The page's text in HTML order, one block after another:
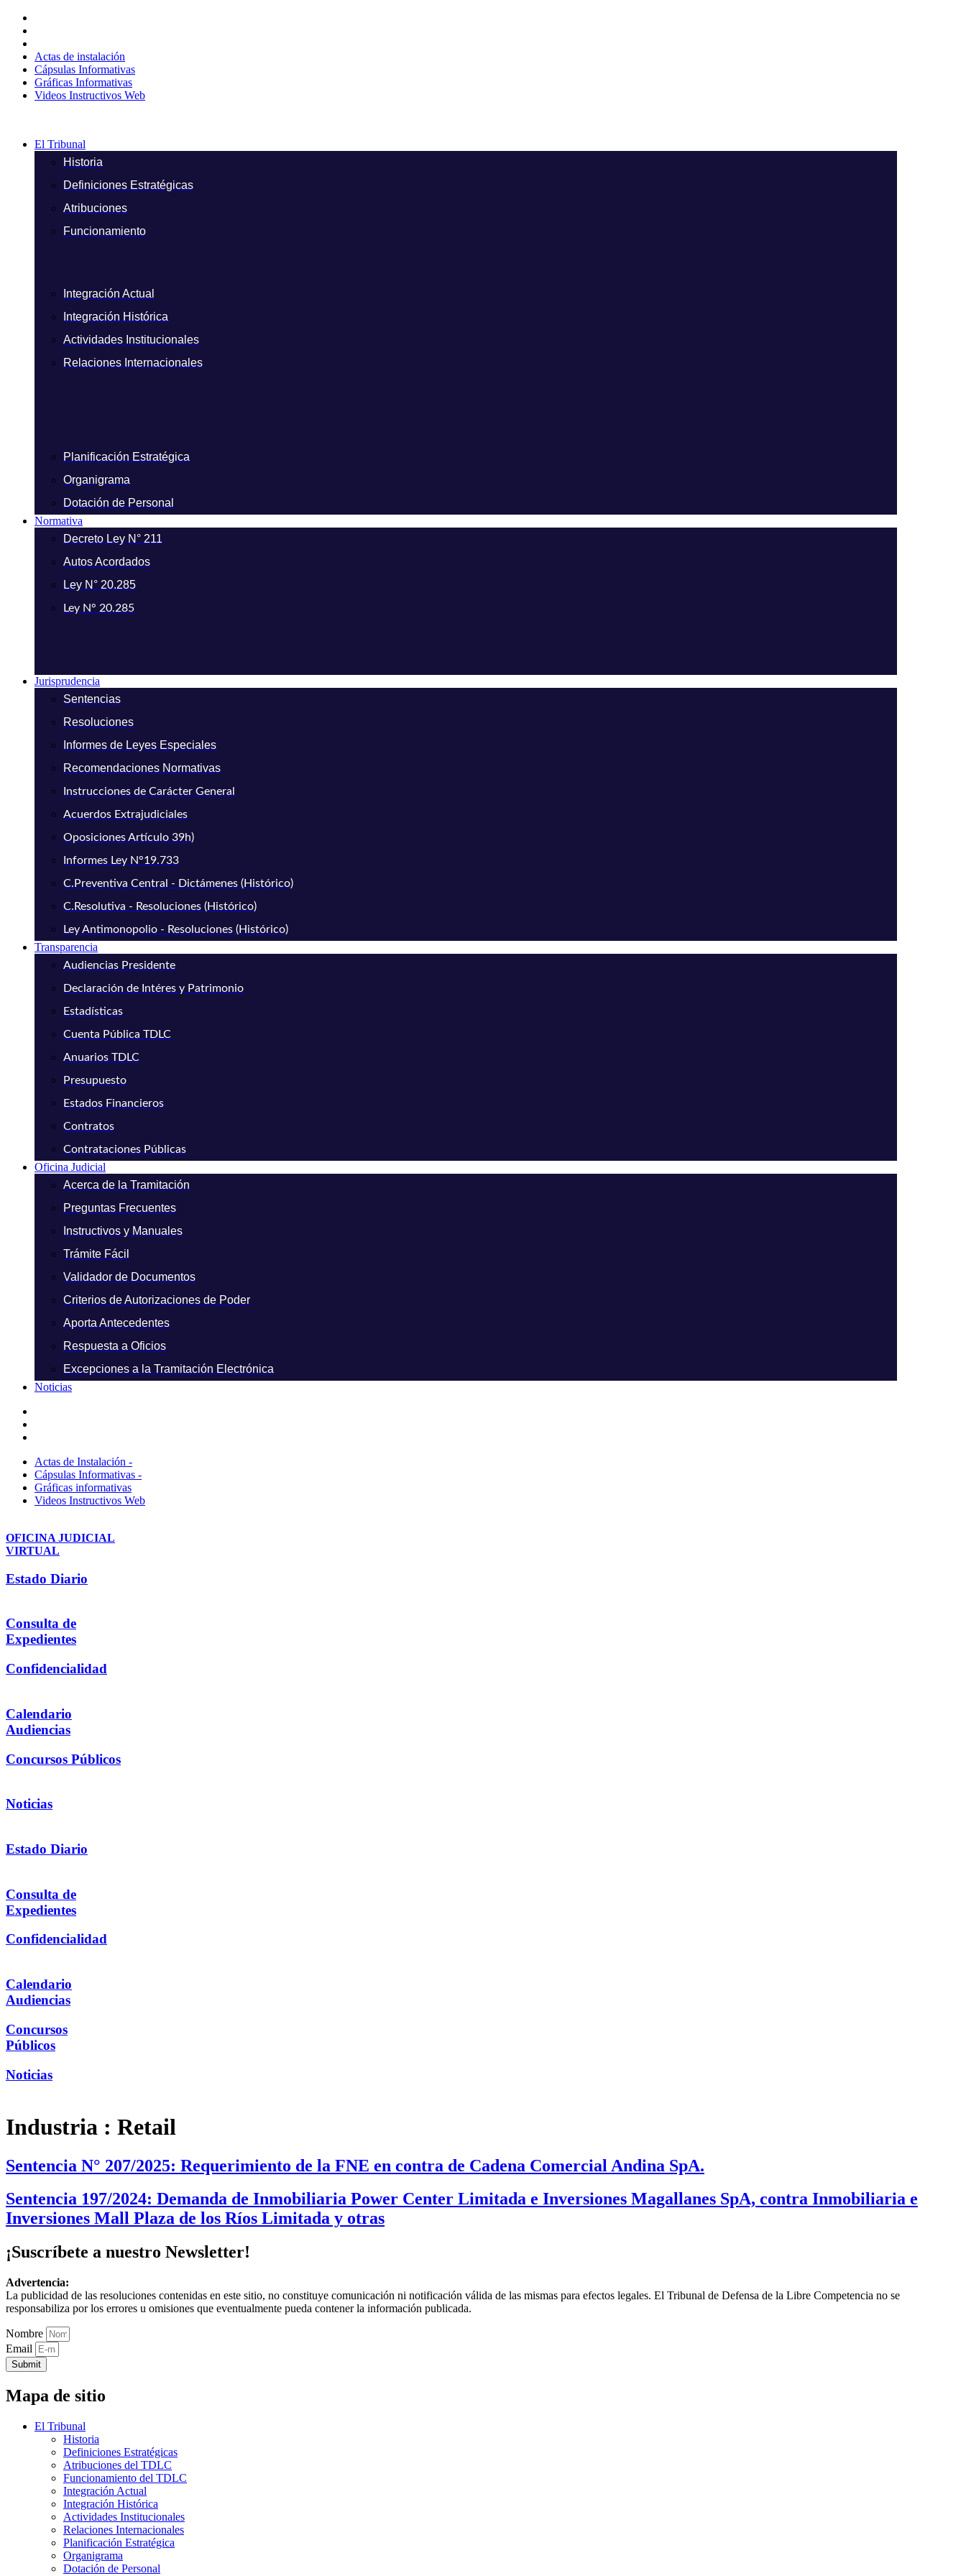
contenido
Actas de instalación
Cápsulas Informativas
Gráficas Informativas
Videos Instructivos Web
El Tribunal
Historia
Definiciones Estratégicas
Atribuciones
Funcionamiento
Integración Actual
Integración Histórica
Actividades Institucionales
Relaciones Internacionales
Planificación Estratégica
Organigrama
Dotación de Personal
Normativa
Decreto Ley N° 211
Autos Acordados
Ley N° 20.285
Ley N° 20.285
Jurisprudencia
Sentencias
Resoluciones
Informes de Leyes Especiales
Recomendaciones Normativas
Instrucciones de Carácter General
Acuerdos Extrajudiciales
Oposiciones Artículo 39h)
Informes Ley N°19.733
C.Preventiva Central - Dictámenes (Histórico)
C.Resolutiva - Resoluciones (Histórico)
Ley Antimonopolio - Resoluciones (Histórico)
Transparencia
Audiencias Presidente
Declaración de Intéres y Patrimonio
Estadísticas
Cuenta Pública TDLC
Anuarios TDLC
Presupuesto
Estados Financieros
Contratos
Contrataciones Públicas
Oficina Judicial
Acerca de la Tramitación
Preguntas Frecuentes
Instructivos y Manuales
Trámite Fácil
Validador de Documentos
Criterios de Autorizaciones de Poder
Aporta Antecedentes
Respuesta a Oficios
Excepciones a la Tramitación Electrónica
Noticias
Actas de Instalación -
Cápsulas Informativas -
Gráficas informativas
Videos Instructivos Web
OFICINA JUDICIAL
VIRTUAL
Estado Diario
Consulta de
Expedientes
Confidencialidad
Calendario
Audiencias
Concursos Públicos
Noticias
Estado Diario
Consulta de
Expedientes
Confidencialidad
Calendario
Audiencias
Concursos
Públicos
Noticias
Industria : Retail
Sentencia N° 207/2025: Requerimiento de la FNE en contra de Cadena Comercial Andina SpA.
Sentencia 197/2024: Demanda de Inmobiliaria Power Center Limitada e Inversiones Magallanes SpA, contra Inmobiliaria e
Inversiones Mall Plaza de los Ríos Limitada y otras
¡Suscríbete a nuestro Newsletter!
Advertencia:
La publicidad de las resoluciones contenidas en este sitio, no constituye comunicación ni notificación válida de las mismas para efectos legales. El Tribunal de Defensa de la Libre Competencia no se
responsabiliza por los errores u omisiones que eventualmente pueda contener la información publicada.
Nombre
Email
Submit
Mapa de sitio
El Tribunal
Historia
Definiciones Estratégicas
Atribuciones del TDLC
Funcionamiento del TDLC
Integración Actual
Integración Histórica
Actividades Institucionales
Relaciones Internacionales
Planificación Estratégica
Organigrama
Dotación de Personal